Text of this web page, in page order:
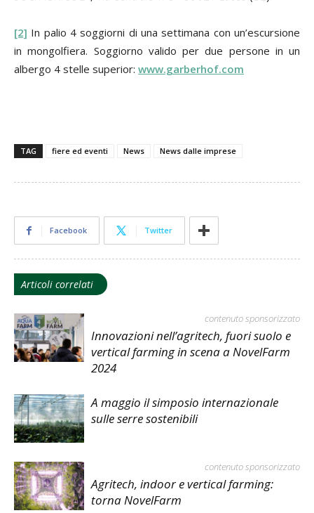
[2] In palio 4 soggiorni di una settimana con un’escursione
in mongolfiera. Soggiorno valido per due persone in un
albergo 4 stelle superior: www.garberhof.com
TAG fiere ed eventi News News dalle imprese
Facebook Twitter
Articoli correlati
contenuto sponsorizzato
Innovazioni nell’agritech, fuori suolo e
vertical farming in scena a NovelFarm
2024
A maggio il simposio internazionale
sulle serre sostenibili
contenuto sponsorizzato
Agritech, indoor e vertical farming:
torna NovelFarm